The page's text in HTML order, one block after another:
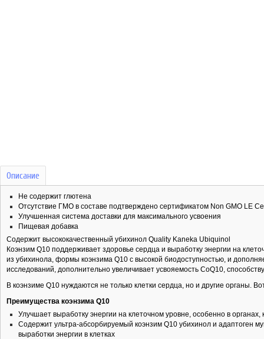
Описание
Не содержит глютена
Отсутствие ГМО в составе подтверждено сертификатом Non GMO LE
Улучшенная система доставки для максимального усвоения
Пищевая добавка
Содержит высококачественный убихинол Quality Kaneka Ubiquinol
Коэнзим Q10 поддерживает здоровье сердца и выработку энергии на
из убихинола, формы коэнзима Q10 с высокой биодоступностью, и
исследований, дополнительно увеличивает усвояемость CoQ10,
В коэнзиме Q10 нуждаются не только клетки сердца, но и другие органы.
Преимущества коэнзима Q10
Улучшает выработку энергии на клеточном уровне, особенно в
Содержит ультра-абсорбируемый коэнзим Q10 убихинол и адаптоген
выработки энергии в клетках